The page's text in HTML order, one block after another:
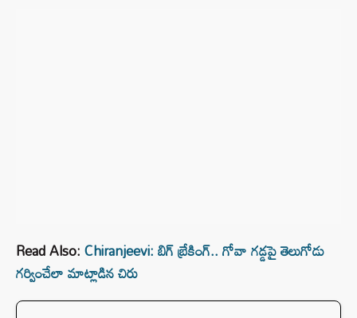
Read Also:Chiranjeevi: బిగ్ బ్రేకింగ్.. గోవా గడ్డపై తెలుగోడు
గర్వించేలా మాట్లాడిన చిరు